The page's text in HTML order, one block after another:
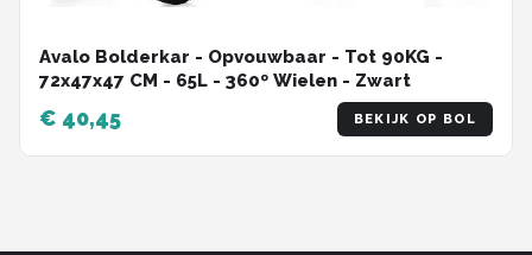
Avalo Bolderkar - Opvouwbaar - Tot 90KG -
72x47x47 CM - 65L - 360º Wielen - Zwart
€ 40,45 BEKIJK OP BOL